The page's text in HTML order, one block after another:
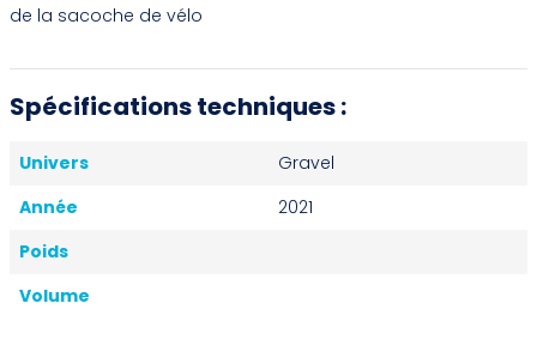
de la sacoche de vélo
Spécifications techniques :
Univers
Gravel
Année
2021
Poids
Volume